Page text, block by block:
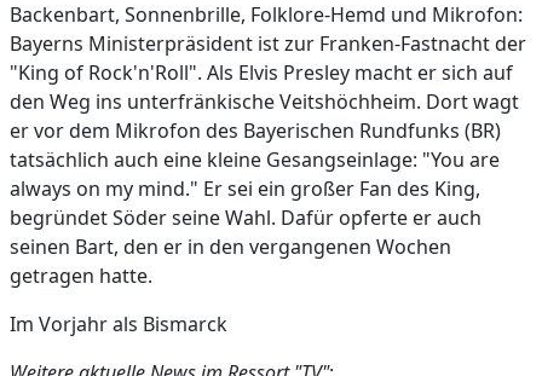
Backenbart, Sonnenbrille, Folklore-Hemd und Mikrofon:
Bayerns Ministerpräsident ist zur Franken-Fastnacht der
"King of Rock'n'Roll". Als Elvis Presley macht er sich auf
den Weg ins unterfränkische Veitshöchheim. Dort wagt
er vor dem Mikrofon des Bayerischen Rundfunks (BR)
tatsächlich auch eine kleine Gesangseinlage: "You are
always on my mind." Er sei ein großer Fan des King,
begründet Söder seine Wahl. Dafür opferte er auch
seinen Bart, den er in den vergangenen Wochen
getragen hatte.
Im Vorjahr als Bismarck